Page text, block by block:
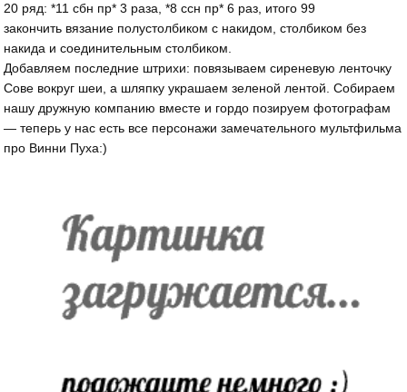
20 ряд: *11 сбн пр* 3 раза, *8 ссн пр* 6 раз, итого 99
закончить вязание полустолбиком с накидом, столбиком без
накида и соединительным столбиком.
Добавляем последние штрихи: повязываем сиреневую ленточку
Сове вокруг шеи, а шляпку украшаем зеленой лентой. Собираем
нашу дружную компанию вместе и гордо позируем фотографам
— теперь у нас есть все персонажи замечательного мультфильма
про Винни Пуха:)